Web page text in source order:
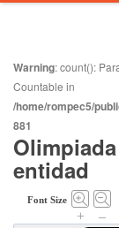
Warning: count():
Countable in
/home/rompec5/
881
entidad
Font Size
+ –